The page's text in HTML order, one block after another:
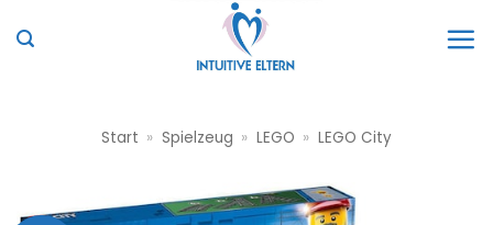
Inhalt
Start » Spielzeug » LEGO » LEGO City